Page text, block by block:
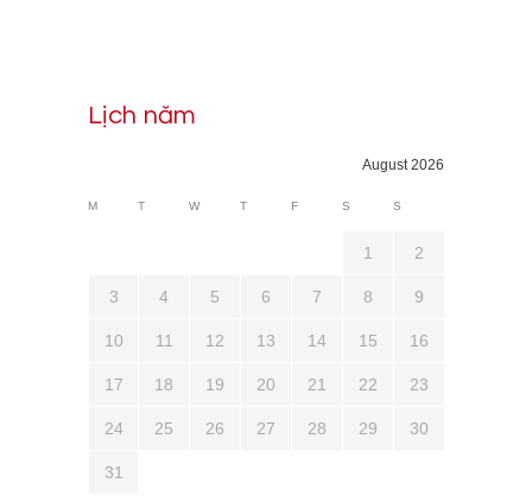
Lịch năm
August 2026
M T W T F S S
1 2
3 4 5 6 7 8 9
10 11 12 13 14 15 16
17 18 19 20 21 22 23
24 25 26 27 28 29 30
31